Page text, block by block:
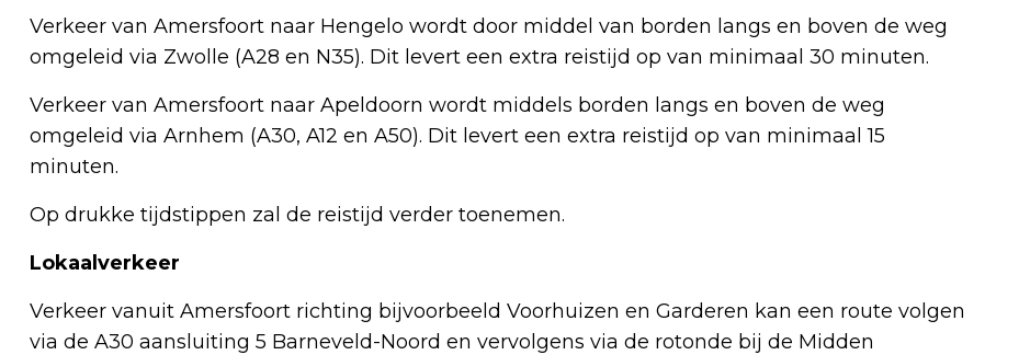
Verkeer van Amersfoort naar Hengelo wordt door middel van borden langs en boven de weg
omgeleid via Zwolle (A28 en N35). Dit levert een extra reistijd op van minimaal 30 minuten.
Verkeer van Amersfoort naar Apeldoorn wordt middels borden langs en boven de weg
omgeleid via Arnhem (A30, A12 en A50). Dit levert een extra reistijd op van minimaal 15
minuten.
Op drukke tijdstippen zal de reistijd verder toenemen.
Lokaalverkeer
Verkeer vanuit Amersfoort richting bijvoorbeeld Voorhuizen en Garderen kan een route volgen
via de A30 aansluiting 5 Barneveld-Noord en vervolgens via de rotonde bij de Midden